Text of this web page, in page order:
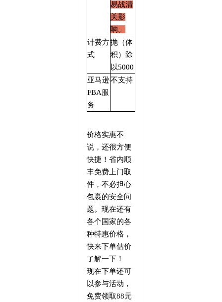
易战清
关影
响。
计费方
式
抛（体
积）除
以5000
亚马逊
FBA 服
务
不支持
价格实惠不
说，还很方便
快捷！省内顺
丰免费上门取
件，不必担心
包裹的安全问
题。现在还有
各个国家的各
种特惠价格，
快来下单估价
了解一下！
现在下单还可
以参与活动，
免费领取88元